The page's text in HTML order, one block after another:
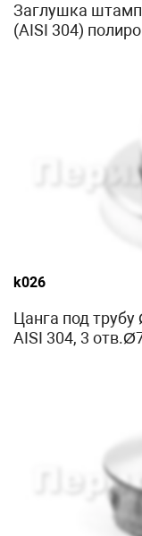
Заглушка
(AISI 304)
k026
Цанга под
AISI 304, 3